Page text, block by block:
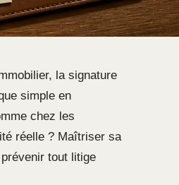
la signature
simple en
chez les
réelle ? Maîtriser sa
tout litige